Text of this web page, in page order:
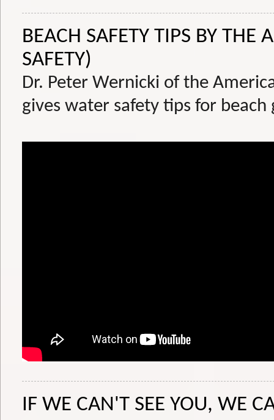
BEACH SAFETY TIPS BY THE
SAFETY)
Dr. Peter Wernicki of the
gives water safety tips for beach
IF WE CAN'T SEE YOU, WE